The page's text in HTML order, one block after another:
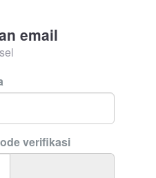
email
verifikasi